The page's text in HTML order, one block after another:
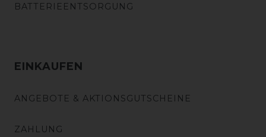
BATTERIEENTSORGUNG
EINKAUFEN
ANGEBOTE & AKTIONSGUTSCHEINE
ZAHLUNG